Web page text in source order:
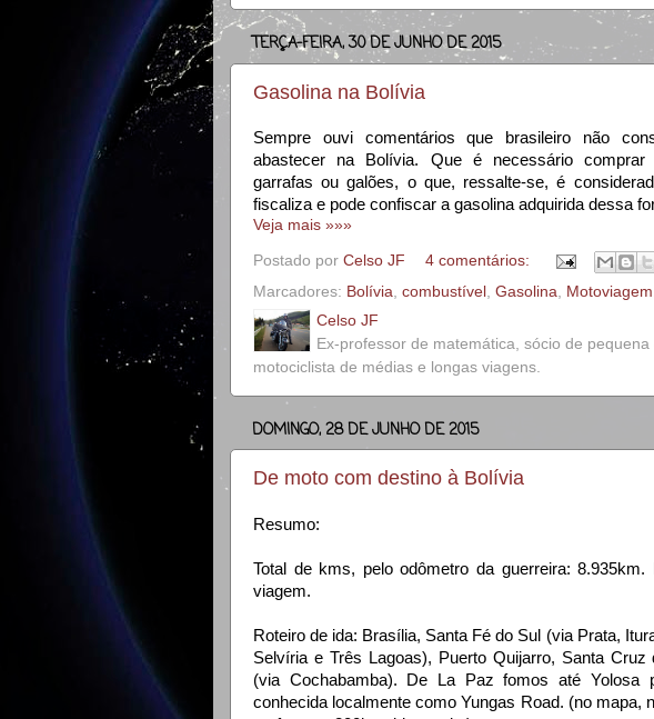
TERÇA-FEIRA, 30 DE JUNHO DE 2015
Gasolina na Bolívia
Sempre ouvi comentários que brasileiro não
abastecer na Bolívia. Que é necessário comprar
garrafas ou galões, o que, ressalte-se, é
fiscaliza e pode confiscar a gasolina adquirida dessa
Veja mais »»»
Postado por Celso JF
4 comentários:
Marcadores: Bolívia combustível Gasolina Motoviagem
Celso JF
Ex-professor de matemática, sócio de
motociclista de médias e longas viagens.
DOMINGO, 28 DE JUNHO DE 2015
De moto com destino à Bolívia
Resumo:
Total de kms, pelo odômetro da guerreira:
viagem.
Roteiro de ida: Brasília, Santa Fé do Sul (via Prata,
Selvíria e Três Lagoas), Puerto Quijarro, Santa
(via Cochabamba). De La Paz fomos até Yolosa
conhecida localmente como Yungas Road. (no mapa,